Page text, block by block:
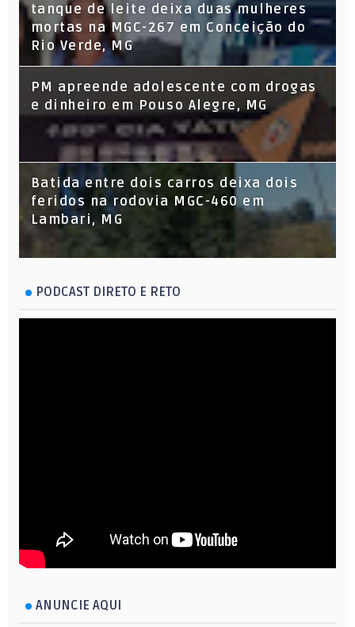
tanque de leite deixa duas mulheres
mortas na MGC-267 em Conceição do
Rio Verde, MG
PM apreende adolescente com drogas
e dinheiro em Pouso Alegre, MG
Batida entre dois carros deixa dois
feridos na rodovia MGC-460 em
Lambari, MG
PODCAST DIRETO E RETO
ANUNCIE AQUI